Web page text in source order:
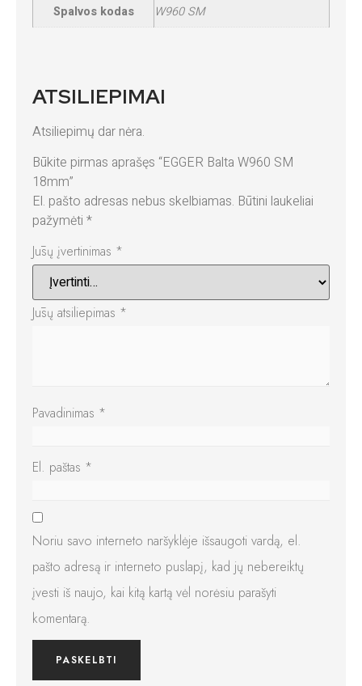
Spalvos kodas
W960 SM
ATSILIEPIMAI
Atsiliepimų dar nėra.
Būkite pirmas aprašęs “EGGER Balta W960 SM
18mm”
El. pašto adresas nebus skelbiamas. Būtini laukeliai
pažymėti *
Jūsų įvertinimas *
Jūsų atsiliepimas *
Pavadinimas *
El. paštas *
Noriu savo interneto naršyklėje išsaugoti vardą, el.
pašto adresą ir interneto puslapį, kad jų nebereiktų
įvesti iš naujo, kai kitą kartą vėl norėsiu parašyti
komentarą.